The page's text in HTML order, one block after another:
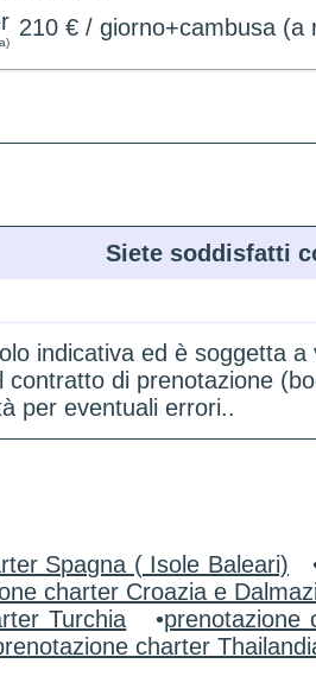
210 € / giorno+cambusa (a
Siete soddisfatti
indicativa ed è soggetta
contratto di prenotazione
per eventuali errori..
Spagna ( Isole Baleari)
charter Croazia e
Turchia •prenotazione
charter